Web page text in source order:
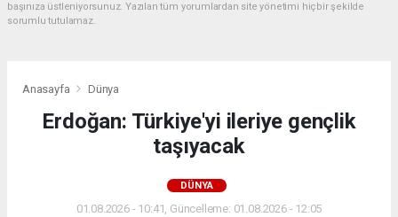
başınıza üstleniyorsunuz. Yazılan tüm yorumlardan site yönetimi hiçbir şekilde
sorumlu tutulamaz.
Anasayfa Dünya
Erdoğan: Türkiye'yi ileriye gençlik
taşıyacak
DÜNYA
01.08.2026 - 10:41, Güncelleme: 01.08.2026 - 12:05